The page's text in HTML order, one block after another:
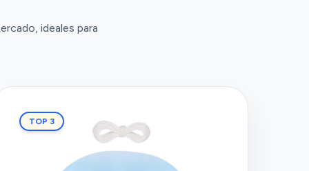
ideales para
TOP 3